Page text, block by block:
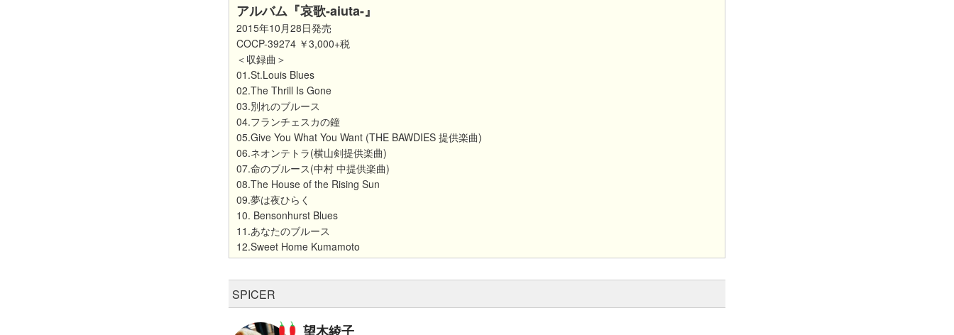
アルバム『哀歌-aiuta-』
2015年10月28日発売
COCP-39274 ￥3,000+税
＜収録曲＞
01.St.Louis Blues
02.The Thrill Is Gone
03.別れのブルース
04.フランチェスカの鐘
05.Give You What You Want (THE BAWDIES 提供楽曲)
06.ネオンテトラ(横山剣提供楽曲)
07.命のブルース(中村 中提供楽曲)
08.The House of the Rising Sun
09.夢は夜ひらく
10. Bensonhurst Blues
11.あなたのブルース
12.Sweet Home Kumamoto
SPICER
望木綾子